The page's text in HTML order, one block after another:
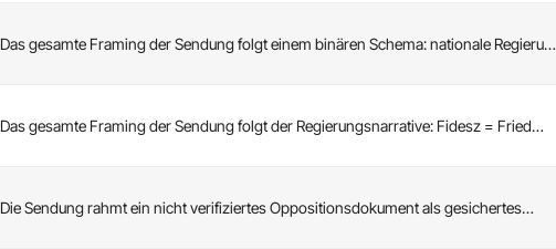
Das gesamte Framing der Sendung folgt einem binären Schema: nationale Regieru…
Das gesamte Framing der Sendung folgt der Regierungsnarrative: Fidesz = Fried…
Die Sendung rahmt ein nicht verifiziertes Oppositionsdokument als gesichertes…